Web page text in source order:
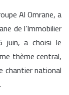
Al Omrane, a
de l’Immobilier
juin, a choisi le
thème central,
chantier national